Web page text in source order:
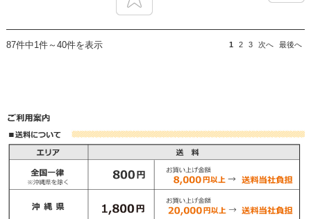
87件中1件～40件を表示 1 2 3 次へ 最後へ